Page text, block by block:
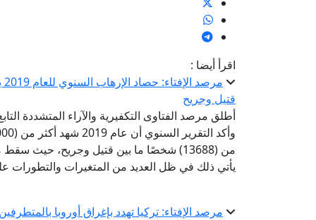
اقرأ أيضا :
قتيل وجريح
يأتي ذلك في ظل العديد من المتغيرات والتطورات
مرصد الإفتاء: تركيا تهدد بإغراق أوروبا